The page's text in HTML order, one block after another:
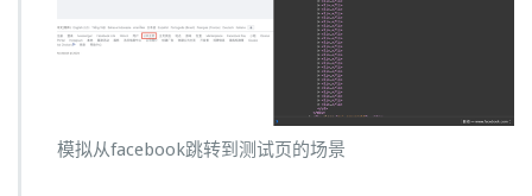
模拟从facebook跳转到测试页的场景